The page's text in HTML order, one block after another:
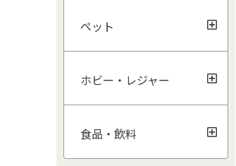
ペット
ホビー・レジャー
食品・飲料